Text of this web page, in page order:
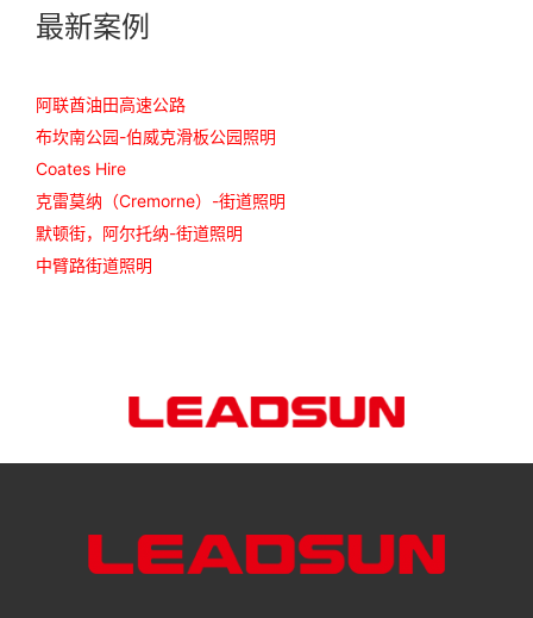
最新案例
阿联酋油田高速公路
布坎南公园-伯威克滑板公园照明
Coates Hire
克雷莫纳（Cremorne）-街道照明
默顿街，阿尔托纳-街道照明
中臂路街道照明